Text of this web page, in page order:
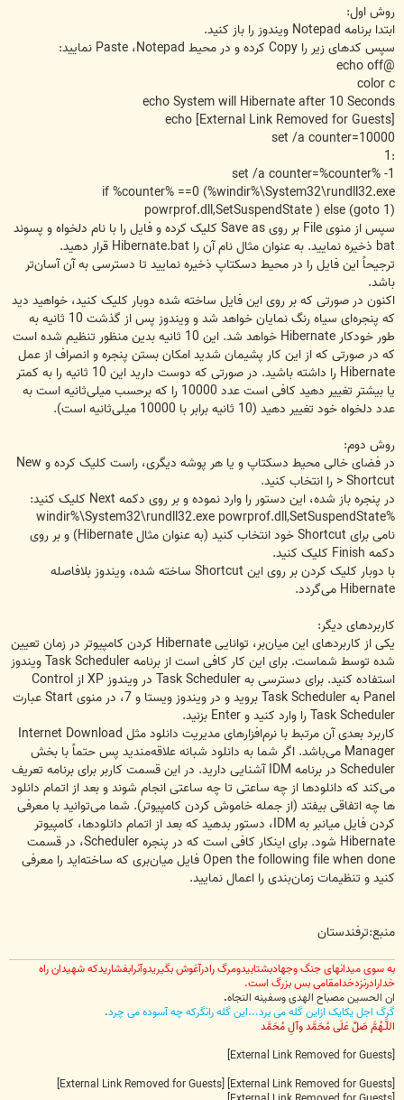
روش اول:
ابتدا برنامه Notepad ویندوز را باز کنید.
سپس کدهای زیر را Copy کرده و در محیط Paste ،Notepad نمایید:
@echo off
color c
echo System will Hibernate after 10 Seconds
echo [External Link Removed for Guests]
set /a counter=10000
:1
set /a counter=%counter% -1
if %counter% ==0 (%windir%\System32\rundll32.exe
powrprof.dll,SetSuspendState ) else (goto 1)
سپس از منوی File بر روی Save as کلیک کرده و فایل را با نام دلخواه و پسوند
bat ذخیره نمایید. به عنوان مثال نام آن را Hibernate.bat قرار دهید.
ترجیحاً این فایل را در محیط دسکتاپ ذخیره نمایید تا دسترسی به آن آسان‌تر
باشد.
اکنون در صورتی که بر روی این فایل ساخته شده دوبار کلیک کنید، خواهید دید
که پنجره‌ای سیاه رنگ نمایان خواهد شد و ویندوز پس از گذشت 10 ثانیه به
طور خودکار Hibernate خواهد شد. این 10 ثانیه بدین منظور تنظیم شده است
که در صورتی که از این کار پشیمان شدید امکان بستن پنجره و انصراف از عمل
Hibernate را داشته باشید. در صورتی که دوست دارید این 10 ثانیه را به کمتر
یا بیشتر تغییر دهید کافی است عدد 10000 را که برحسب میلی‌ثانیه است به
عدد دلخواه خود تغییر دهید (10 ثانیه برابر با 10000 میلی‌ثانیه است).
روش دوم:
در فضای خالی محیط دسکتاپ و یا هر پوشه دیگری،‌ راست کلیک کرده و New
> Shortcut را انتخاب کنید.
در پنجره باز شده، این دستور را وارد نموده و بر روی دکمه Next کلیک کنید:
%windir%\System32\rundll32.exe powrprof.dll,SetSuspendState
نامی برای Shortcut خود انتخاب کنید (به عنوان مثال Hibernate) و بر روی
دکمه Finish کلیک کنید.
با دوبار کلیک کردن بر روی این Shortcut ساخته شده، ویندوز بلافاصله
Hibernate می‌گردد.
کاربردهای دیگر:
یکی از کاربردهای این میان‌بر، توانایی Hibernate کردن کامپیوتر در زمان تعیین
شده توسط شماست. برای این کار کافی است از برنامه Task Scheduler ویندوز
استفاده کنید. برای دسترسی به Task Scheduler در ویندوز XP از Control
Panel به Task Scheduler بروید و در ویندوز ویستا و 7، در منوی Start عبارت
Task Scheduler را وارد کنید و Enter بزنید.
کاربرد بعدی آن مرتبط با نرم‌افزارهای مدیریت دانلود مثل Internet Download
Manager می‌باشد. اگر شما به دانلود شبانه علاقه‌مندید پس حتماً با بخش
Scheduler در برنامه IDM آشنایی دارید. در این قسمت کاربر برای برنامه تعریف
می‌کند که دانلودها از چه ساعتی تا چه ساعتی انجام شوند و بعد از اتمام دانلود
ها چه اتفاقی بیفتد (از جمله خاموش کردن کامپیوتر). شما می‌توانید با معرفی
کردن فایل میانبر به IDM، دستور بدهید که بعد از اتمام دانلودها، کامپیوتر
Hibernate شود. برای اینکار کافی است که در پنجره Scheduler، در قسمت
Open the following file when done فایل میان‌بری که ساخته‌اید را معرفی
کنید و تنظیمات زمان‌بندی را اعمال نمایید.
منبع:ترفندستان
به سوی میدانهای جنگ وجهادبشتابیدومرگ رادرآغوش بگیریدوآنرابفشاریدکه شهیدان راه
خدارادرنزدخدامقامی بس بزرگ است.
ان الحسین مصباح الهدی وسفینه النجاه.
گرگ اجل یکایک ازاین گله می برد...این گله رانگرکه چه آسوده می چرد.
اللَّـهُمَّ صَلِّ عَلَى مُحَمَّد وآلِ مُحَمَّد
[External Link Removed for Guests]
[External Link Removed for Guests]
[External Link Removed for Guests]